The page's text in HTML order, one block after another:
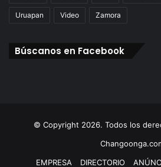
Uruapan Video Zamora
Búscanos en Facebook
© Copyright 2026. Todos los
EMPRESA
DIRECTORIO